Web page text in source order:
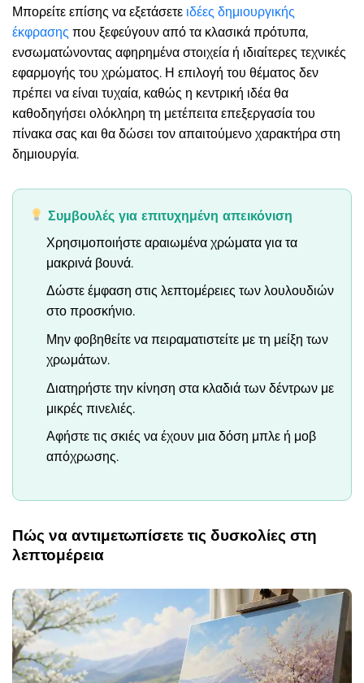
Μπορείτε επίσης να εξετάσετε ιδέες δημιουργικής
έκφρασης που ξεφεύγουν από τα κλασικά πρότυπα,
ενσωματώνοντας αφηρημένα στοιχεία ή ιδιαίτερες τεχνικές
εφαρμογής του χρώματος. Η επιλογή του θέματος δεν
πρέπει να είναι τυχαία, καθώς η κεντρική ιδέα θα
καθοδηγήσει ολόκληρη τη μετέπειτα επεξεργασία του
πίνακα σας και θα δώσει τον απαιτούμενο χαρακτήρα στη
δημιουργία.
Συμβουλές για επιτυχημένη απεικόνιση
Χρησιμοποιήστε αραιωμένα χρώματα για τα
μακρινά βουνά.
Δώστε έμφαση στις λεπτομέρειες των λουλουδιών
στο προσκήνιο.
Μην φοβηθείτε να πειραματιστείτε με τη μείξη των
χρωμάτων.
Διατηρήστε την κίνηση στα κλαδιά των δέντρων με
μικρές πινελιές.
Αφήστε τις σκιές να έχουν μια δόση μπλε ή μοβ
απόχρωσης.
Πώς να αντιμετωπίσετε τις δυσκολίες στη
λεπτομέρεια